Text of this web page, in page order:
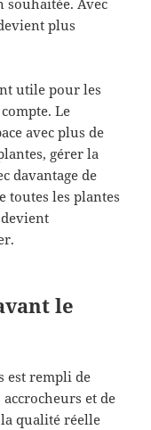
plus
utile pour les
Le
avec plus de
gérer la
davantage de
toutes les plantes
le
est rempli de
et de
qualité réelle